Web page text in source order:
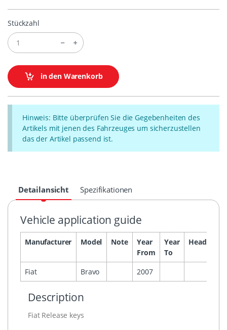
Stückzahl
in den Warenkorb
Hinweis: Bitte überprüfen Sie die Gegebenheiten des
Artikels mit jenen des Fahrzeuges um sicherzustellen
das der Artikel passend ist.
Detailansicht Spezifikationen
Vehicle application guide
Manufacturer Model Note
Year
From
Year
To
Headunit
Fiat Bravo 2007
Description
Fiat Release keys